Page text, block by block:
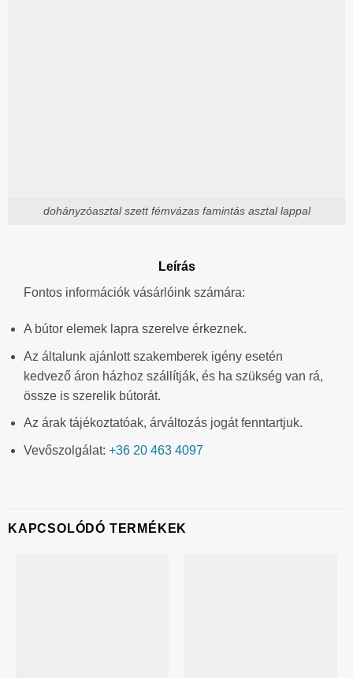
dohányzóasztal szett fémvázas famintás asztal lappal
Leírás
Fontos információk vásárlóink számára:
A bútor elemek lapra szerelve érkeznek.
Az általunk ajánlott szakemberek igény esetén
kedvező áron házhoz szállítják, és ha szükség van rá,
össze is szerelik bútorát.
Az árak tájékoztatóak, árváltozás jogát fenntartjuk.
Vevőszolgálat: +36 20 463 4097
KAPCSOLÓDÓ TERMÉKEK